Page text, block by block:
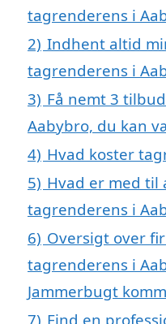
tagrenderens i
2) Indhent altid
tagrenderens i
3) Få nemt 3
Aabybro, du kan
4) Hvad koster
5) Hvad er med til
tagrenderens i
6) Oversigt over
tagrenderens i
Jammerbugt
7) Find en